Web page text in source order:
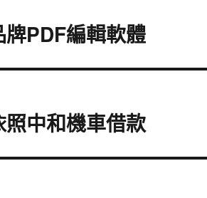
PDF編輯軟體
中和機車借款